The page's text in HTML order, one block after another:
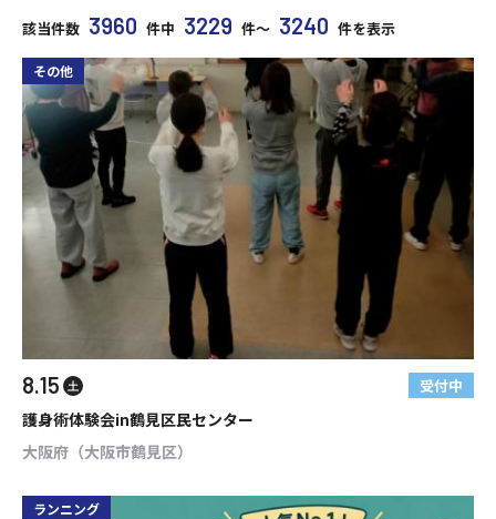
該当件数 3960 件中 3229 件～ 3240 件を表示
その他
8.15 土 受付中
護身術体験会in鶴見区民センター
大阪府（大阪市鶴見区）
ランニング